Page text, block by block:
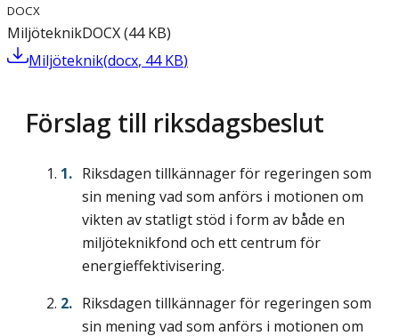
DOCX
MiljöteknikDOCX(44 KB)
Miljöteknik(docx, 44 KB)
Förslag till riksdagsbeslut
Riksdagen tillkännager för regeringen som
sin mening vad som anförs i motionen om
vikten av statligt stöd i form av både en
miljöteknikfond och ett centrum för
energieffektivisering.
Riksdagen tillkännager för regeringen som
sin mening vad som anförs i motionen om